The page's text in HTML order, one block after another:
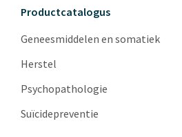
Productcatalogus
Geneesmiddelen en somatiek
Herstel
Psychopathologie
Suïcidepreventie